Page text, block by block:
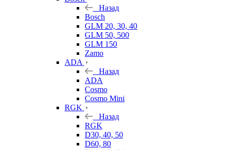
Назад
Bosch
GLM 20, 30, 40
GLM 50, 500
GLM 150
Zamo
ADA
Назад
ADA
Cosmo
Cosmo Mini
RGK
Назад
RGK
D30, 40, 50
D60, 80